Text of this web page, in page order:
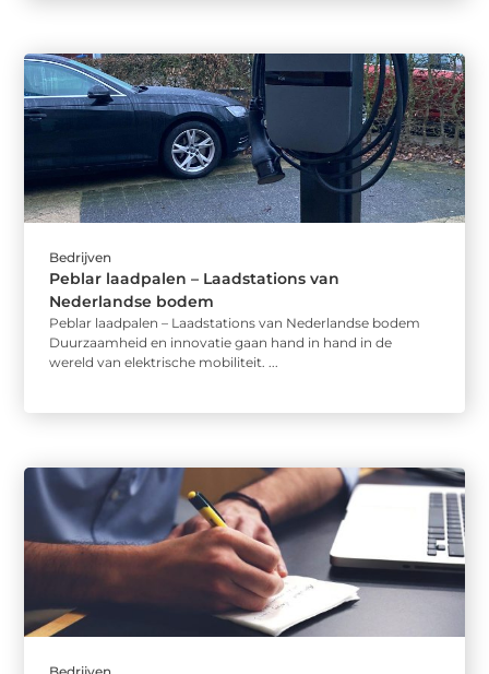
Bedrijven
Peblar laadpalen – Laadstations van
Nederlandse bodem
Peblar laadpalen – Laadstations van Nederlandse bodem
Duurzaamheid en innovatie gaan hand in hand in de
wereld van elektrische mobiliteit. ...